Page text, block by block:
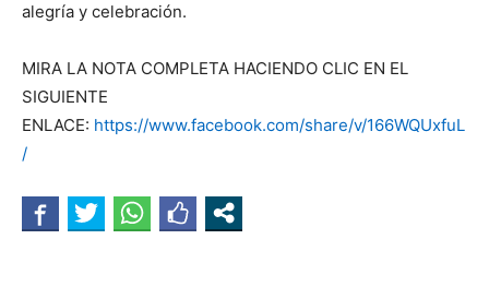
alegría y celebración.
MIRA LA NOTA COMPLETA HACIENDO CLIC EN EL
SIGUIENTE
ENLACE: https://www.facebook.com/share/v/166WQUxfuL
/